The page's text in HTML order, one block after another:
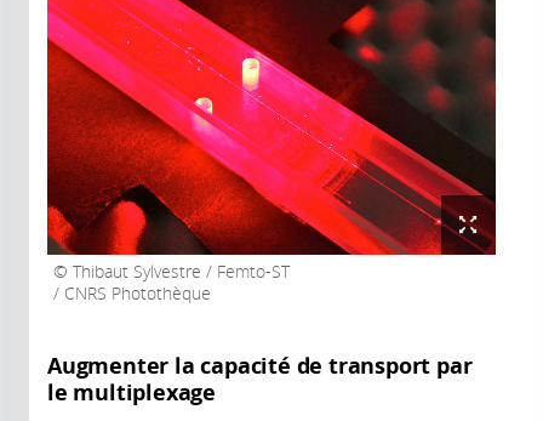
Thibaut Sylvestre / Femto-ST
/ CNRS Photothèque
Augmenter la capacité de transport par
le multiplexage